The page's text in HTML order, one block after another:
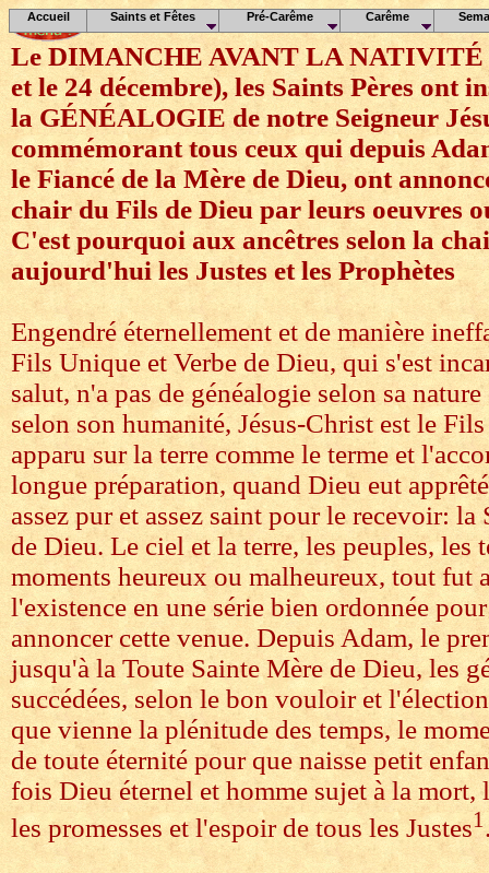
Le DIMANCHE AVANT LA NATIVITÉ
et le 24 décembre), les Saints Pères ont
la GÉNÉALOGIE de notre Seigneur
commémorant tous ceux qui depuis
le Fiancé de la Mère de Dieu, ont
chair du Fils de Dieu par leurs oeuvres
C'est pourquoi aux ancêtres selon la
aujourd'hui les Justes et les Prophètes
Engendré éternellement et de manière
Fils Unique et Verbe de Dieu, qui s'est
salut, n'a pas de généalogie selon sa
selon son humanité, Jésus-Christ est le
apparu sur la terre comme le terme et
longue préparation, quand Dieu eut
assez pur et assez saint pour le recevoir: la
de Dieu. Le ciel et la terre, les peuples, les
moments heureux ou malheureux, tout fut
l'existence en une série bien ordonnée
annoncer cette venue. Depuis Adam, le
jusqu'à la Toute Sainte Mère de Dieu, les
succédées, selon le bon vouloir et
que vienne la plénitude des temps, le
de toute éternité pour que naisse petit
fois Dieu éternel et homme sujet à la mort,
les promesses et l'espoir de tous les Justes1
Accueil Saints et Fêtes Pré-Carême Carême